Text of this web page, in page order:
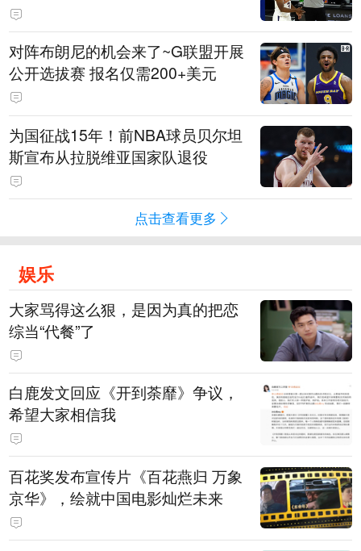
对阵布朗尼的机会来了~G联盟开展
公开选拔赛 报名仅需200+美元
为国征战15年！前NBA球员贝尔坦
斯宣布从拉脱维亚国家队退役
点击查看更多
娱乐
大家骂得这么狠，是因为真的把恋
综当“代餐”了
白鹿发文回应《开到荼靡》争议，
希望大家相信我
百花奖发布宣传片《百花燕归 万象
京华》，绘就中国电影灿烂未来